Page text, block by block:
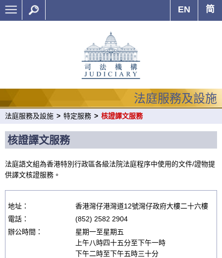
EN 简
法庭服務及設施
法庭服務及設施 > 特定服務 > 核證譯文服務
核證譯文服務
法庭語文組為香港特別行政區各級法院法庭程序中使用的文件/證物提
供譯文核證服務。
地址：
香港灣仔港灣道12號灣仔政府大樓二十六樓
電話：
(852) 2582 2904
辦公時間：
星期一至星期五
上午八時四十五分至下午一時
下午二時至下午五時三十分